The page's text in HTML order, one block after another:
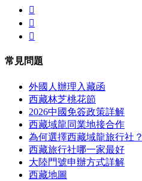



常見問題
外國人辦理入藏函
西藏林芝桃花節
2026中國免簽政策詳解
西藏域龍同業地接合作
為何選擇西藏域龍旅行社？
西藏旅行社哪一家最好
大陸門號申辦方式詳解
西藏地圖